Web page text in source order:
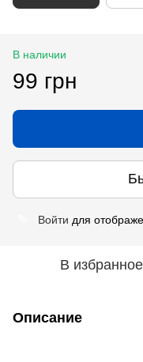
В наличии
99 грн
Войти для
В избранное
Описание